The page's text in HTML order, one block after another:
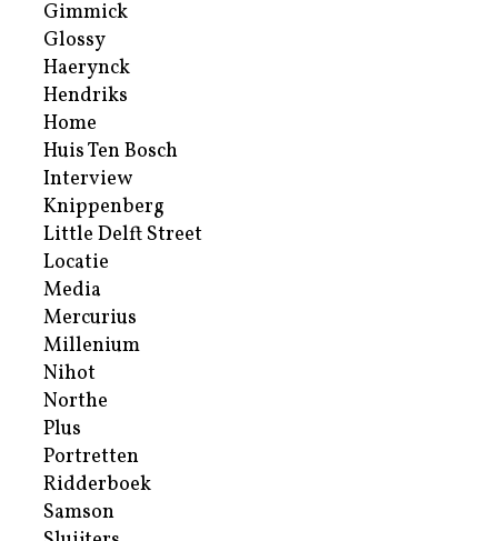
Gimmick
Glossy
Haerynck
Hendriks
Home
Huis Ten Bosch
Interview
Knippenberg
Little Delft Street
Locatie
Media
Mercurius
Millenium
Nihot
Northe
Plus
Portretten
Ridderboek
Samson